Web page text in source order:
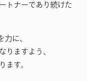
トナーであり続けた
力に、
りますよう、
ます。